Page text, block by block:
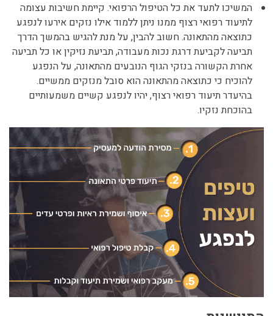
המשיכו לתעד את כל הטיפול הרפואי. קיימת חשיבות עצומה
לתיעוד רפואי רצוף ממנו ניתן ללמוד אילו נזקים אירעו לנפגע
כתוצאה מהתאונה. חשוב להבין, על מנת להגיש בהמשך הדרך
תביעה לקביעת דרגת נכות מעבודה, תביעת נזיקין או כל תביעה
אחרת הקשורה בנזקי הגוף הנובעים מהתאונה, על הנפגע
להוכיח כי כתוצאה מהתאונה הוא סובל מנזקים ממשיים.
בהיעדר תיעוד רפואי רצוף, יהיו לנפגע קשיים משמעותיים
בהוכחת נזקיו.